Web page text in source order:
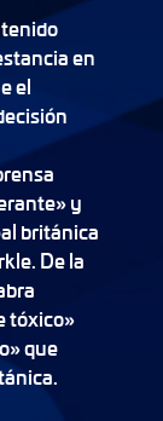
en
el
y
británica
De la
tóxico»
que